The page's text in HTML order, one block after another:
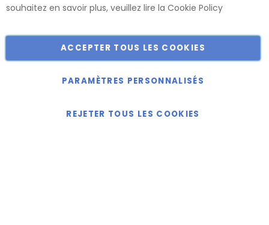
Catalogue
Tous droits réservés.
souhaitez en savoir plus, veuillez lire la Cookie Policy
ACCEPTER TOUS LES COOKIES
PARAMÈTRES PERSONNALISÉS
REJETER TOUS LES COOKIES